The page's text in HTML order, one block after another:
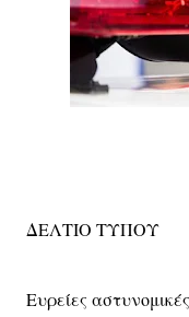
ΔΕΛΤΙΟ ΤΥΠΟΥ
Ευρείες